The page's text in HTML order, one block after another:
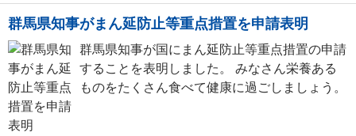
群馬県知事がまん延防止等重点措置を申請表明
群馬県知事が国にまん延防止等重点措置の申請
することを表明しました。 みなさん栄養ある
ものをたくさん食べて健康に過ごしましょう。